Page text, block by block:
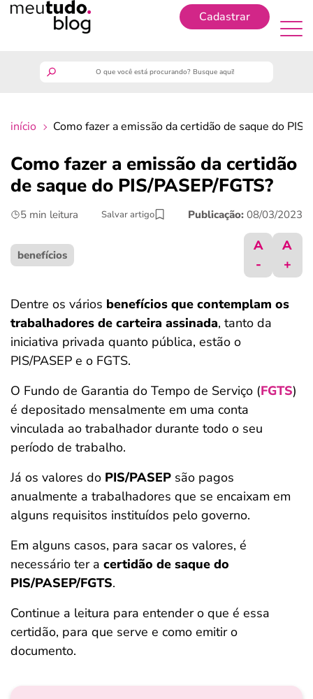
Cadastrar
finanças
benefícios
crédito fácil
ferramentas
início Como fazer a emissão da certidão de saque do PIS/
Como fazer a emissão da certidão
de saque do PIS/PASEP/FGTS?
5 min leitura Salvar artigo Publicação: 08/03/2023
benefícios
A
-
A
+
Dentre os vários benefícios que contemplam os
trabalhadores de carteira assinada, tanto da
iniciativa privada quanto pública, estão o
PIS/PASEP e o FGTS.
O Fundo de Garantia do Tempo de Serviço (FGTS)
é depositado mensalmente em uma conta
vinculada ao trabalhador durante todo o seu
período de trabalho.
Já os valores do PIS/PASEP são pagos
anualmente a trabalhadores que se encaixam em
alguns requisitos instituídos pelo governo.
Em alguns casos, para sacar os valores, é
necessário ter a certidão de saque do
PIS/PASEP/FGTS.
Continue a leitura para entender o que é essa
certidão, para que serve e como emitir o
documento.